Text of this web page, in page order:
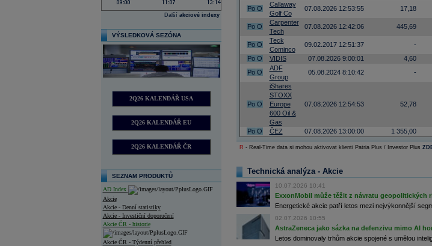
Další akciové indexy
VÝSLEDKOVÁ SEZÓNA
2Q26 KALENDÁŘ USA
2Q26 KALENDÁŘ EU
2Q26 KALENDÁŘ ČR
SEZNAM PRODUKTŮ
AD Index
Akcie
Akcie - Denní statistiky
Akcie - Investiční doporučení
Akcie ČR - historie
Akcie ČR - Týdenní přehled
Po O
Callaway
Golf Co
07.08.2026 12:53:55 17,18
Po O
Carpenter
Tech
07.08.2026 12:42:06 445,69
Po O
Teck
Cominco
09.02.2017 12:51:37 -
Po O VIDIS 07.08.2026 9:00:01 4,60
Po O
ADF
Group
05.08.2024 8:10:42 -
Po O
iShares
STOXX
Europe
600 Oil &
Gas
07.08.2026 12:54:53 52,78
Po O ČEZ 07.08.2026 13:00:00 1 355,00
R - Real-Time data si mohou aktivovat klienti Patria Plus / Investor Plus
Technická analýza - Akcie
10.07.2026 10:41
ExxonMobil může těžit z návratu geopolitických
Energetické akcie patří letos mezi nejvýkonnější
02.07.2026 10:55
AstraZeneca jako sázka na defenzivu mimo AI
Letos dominovaly trhům akcie spojené s umělou